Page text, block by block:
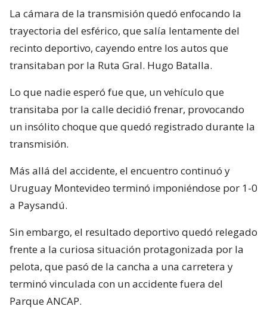
La cámara de la transmisión quedó enfocando la
trayectoria del esférico, que salía lentamente del
recinto deportivo, cayendo entre los autos que
transitaban por la Ruta Gral. Hugo Batalla.
Lo que nadie esperó fue que, un vehículo que
transitaba por la calle decidió frenar, provocando
un insólito choque que quedó registrado durante la
transmisión.
Más allá del accidente, el encuentro continuó y
Uruguay Montevideo terminó imponiéndose por 1-0
a Paysandú.
Sin embargo, el resultado deportivo quedó relegado
frente a la curiosa situación protagonizada por la
pelota, que pasó de la cancha a una carretera y
terminó vinculada con un accidente fuera del
Parque ANCAP.